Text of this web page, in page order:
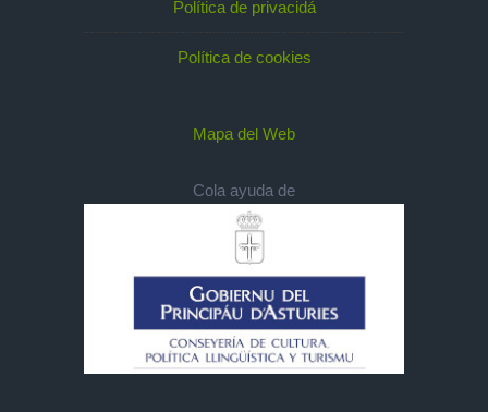
Política de privacidá
Política de cookies
Mapa del Web
Cola ayuda de